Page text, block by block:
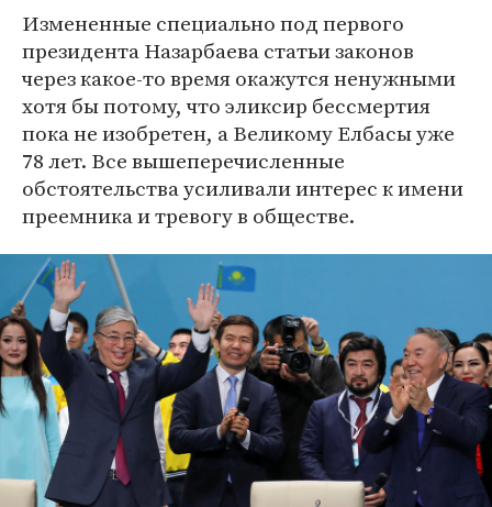
Измененные специально под первого
президента Назарбаева статьи законов
через какое-то время окажутся ненужными
хотя бы потому, что эликсир бессмертия
пока не изобретен, а Великому Елбасы уже
78 лет. Все вышеперечисленные
обстоятельства усиливали интерес к имени
преемника и тревогу в обществе.